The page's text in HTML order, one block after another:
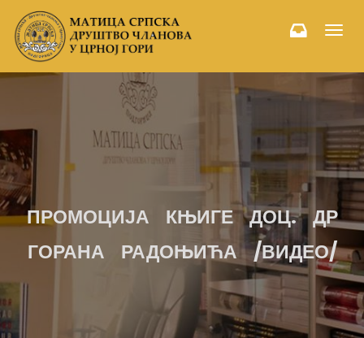
ПРОМОЦИЈА КЊИГЕ ДОЦ. ДР
ГОРАНА РАДОЊИЋА /ВИДЕО/